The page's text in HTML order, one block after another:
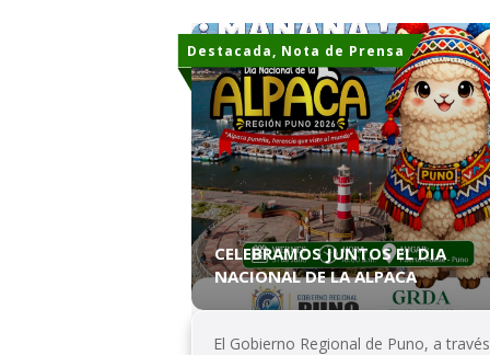
Destacada, Nota de Prensa
CELEBRAMOS JUNTOS EL DIA
NACIONAL DE LA ALPACA
El Gobierno Regional de Puno, a través